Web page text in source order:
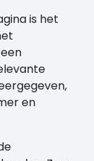
is het
en